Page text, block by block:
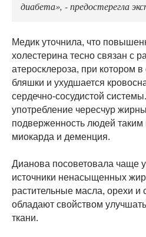
диабета», - предостерегла
Медик уточнила, что
холестерина тесно связан с
атеросклероза, при котором в
бляшки и ухудшается
сердечно-сосудистой
употребление чересчур
подверженность людей таким
миокарда и деменция.
Дианова посоветовала чаще
источники ненасыщенных
растительные масла, орехи
обладают свойством
ткани.